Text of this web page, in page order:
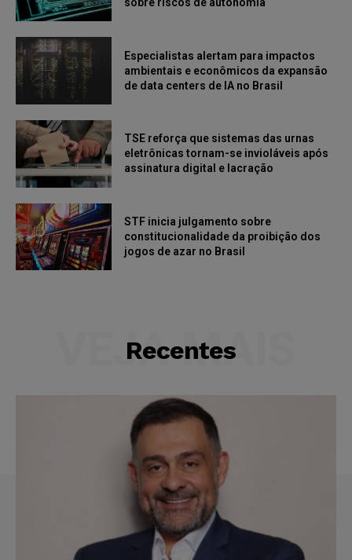
Especialistas alertam para impactos
ambientais e econômicos da expansão
de data centers de IA no Brasil
TSE reforça que sistemas das urnas
eletrônicas tornam-se invioláveis após
assinatura digital e lacração
STF inicia julgamento sobre
constitucionalidade da proibição dos
jogos de azar no Brasil
Recentes
VEJA MAIS